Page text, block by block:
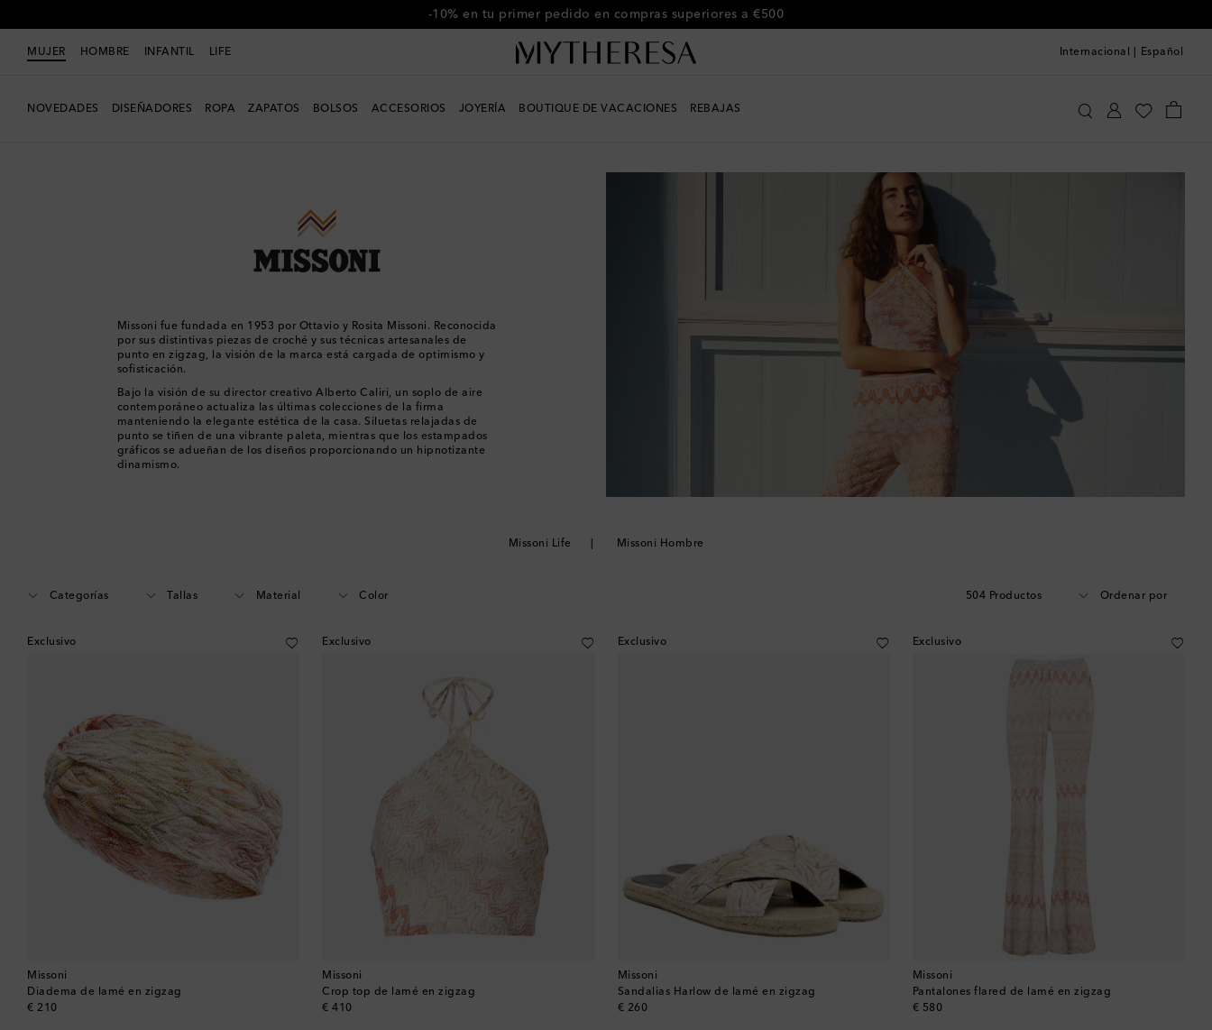
-10% en tu primer pedido en compras superiores a €500
MUJER HOMBRE INFANTIL LIFE Internacional Español
NOVEDADES DISEÑADORES ROPA ZAPATOS BOLSOS ACCESORIOS JOYERÍA BOUTIQUE DE VACACIONES REBAJAS
Missoni fue fundada en 1953 por Ottavio y Rosita Missoni. Reconocida
por sus distintivas piezas de croché y sus técnicas artesanales de
punto en zigzag, la visión de la marca está cargada de optimismo y
sofisticación.
Bajo la visión de su director creativo Alberto Caliri, un soplo de aire
contemporáneo actualiza las últimas colecciones de la firma
manteniendo la elegante estética de la casa. Siluetas relajadas de
punto se tiñen de una vibrante paleta, mientras que los estampados
gráficos se adueñan de los diseños proporcionando un hipnotizante
dinamismo.
Missoni Life Missoni Hombre
Categorías Tallas Material Color 504 Productos Ordenar por
Exclusivo
Missoni
Diadema de lamé en zigzag
€ 210
original price
Exclusivo
Missoni
Crop top de lamé en zigzag
€ 410
original price
Exclusivo
Missoni
Sandalias Harlow de lamé en zigzag
€ 260
original price
Exclusivo
Missoni
Pantalones flared de lamé en zigzag
€ 580
original price